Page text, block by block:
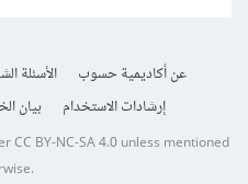
عن أكاديمية حسوب الأسئلة
إرشادات الاستخدام
بيان
CC BY-NC-SA 4.0unless mentioned